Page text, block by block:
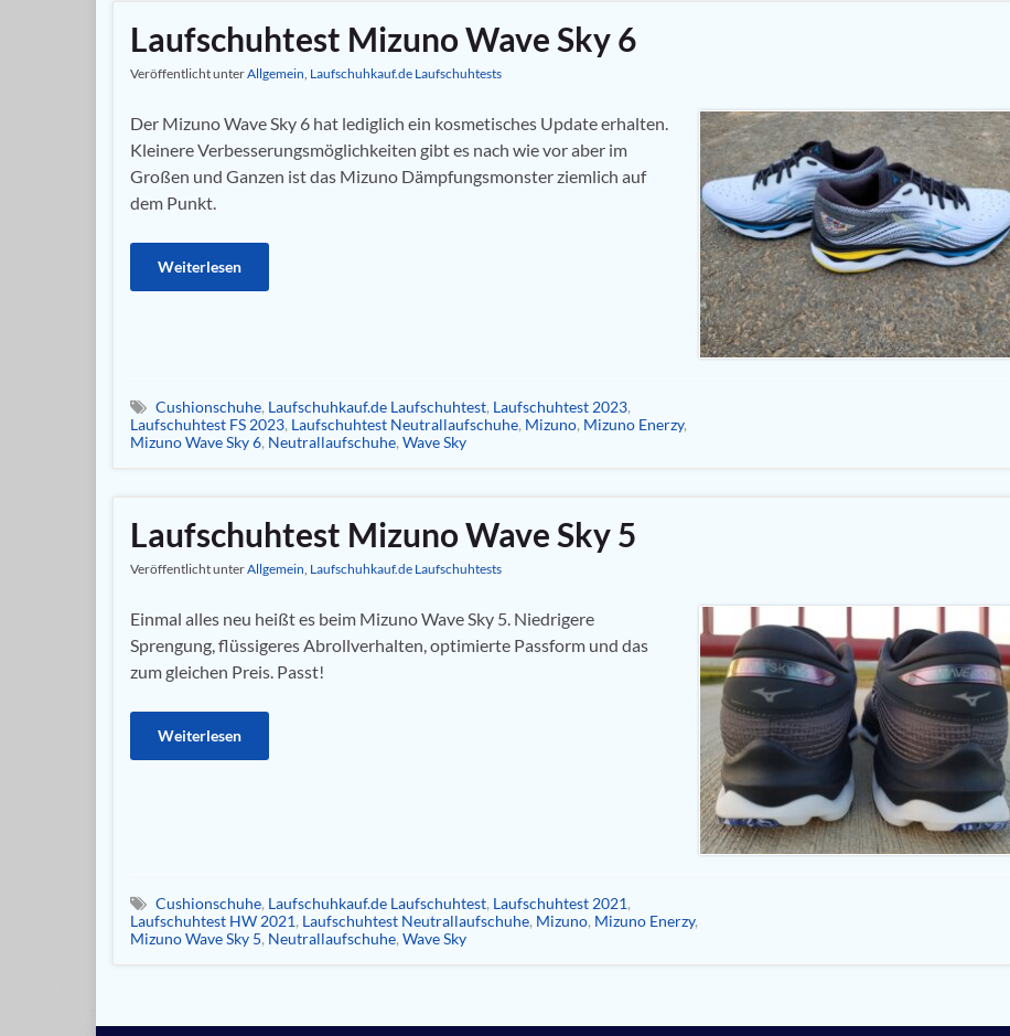
Laufschuhtest Mizuno Wave Sky 6
Veröffentlicht unterAllgemein Laufschuhkauf.de Laufschuhtests
Der Mizuno Wave Sky 6 hat lediglich ein kosmetisches Update erhalten.
Kleinere Verbesserungsmöglichkeiten gibt es nach wie vor aber im
Großen und Ganzen ist das Mizuno Dämpfungsmonster ziemlich auf
dem Punkt.
Weiterlesen
Cushionschuhe, Laufschuhkauf.de Laufschuhtest, Laufschuhtest 2023,
Laufschuhtest FS 2023, Laufschuhtest Neutrallaufschuhe, Mizuno, Mizuno Enerzy,
Mizuno Wave Sky 6, Neutrallaufschuhe, Wave Sky
Laufschuhtest Mizuno Wave Sky 5
Veröffentlicht unterAllgemein, Laufschuhkauf.de Laufschuhtests
Einmal alles neu heißt es beim Mizuno Wave Sky 5. Niedrigere
Sprengung, flüssigeres Abrollverhalten, optimierte Passform und das
zum gleichen Preis. Passt!
Weiterlesen
Cushionschuhe, Laufschuhkauf.de Laufschuhtest, Laufschuhtest 2021,
Laufschuhtest HW 2021, Laufschuhtest Neutrallaufschuhe, Mizuno, Mizuno Enerzy,
Mizuno Wave Sky 5, Neutrallaufschuhe, Wave Sky